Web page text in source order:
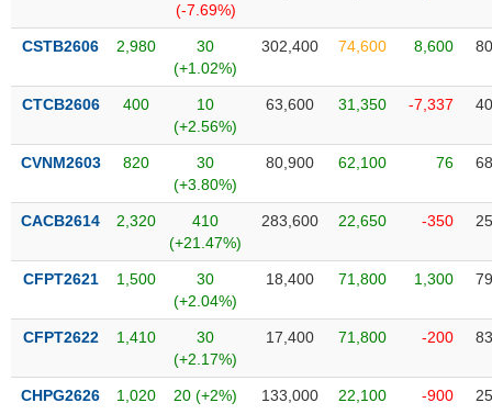
(-7.69%)
CSTB2606 2,980
30
(+1.02%)
302,400 74,600 8,600
CTCB2606 400
10
(+2.56%)
63,600 31,350 -7,337
CVNM2603 820
30
(+3.80%)
80,900 62,100 76
CACB2614 2,320
410
(+21.47%)
283,600 22,650 -350
CFPT2621 1,500
30
(+2.04%)
18,400 71,800 1,300
CFPT2622 1,410
30
(+2.17%)
17,400 71,800 -200
CHPG2626 1,020 20 (+2%) 133,000 22,100 -900
ÍCH
BẤT
ĐỘNG
chứng
khoán
Tất cả Cổ phiếu Chỉ số Chứng chỉ quỹ Chứng
Lãnh